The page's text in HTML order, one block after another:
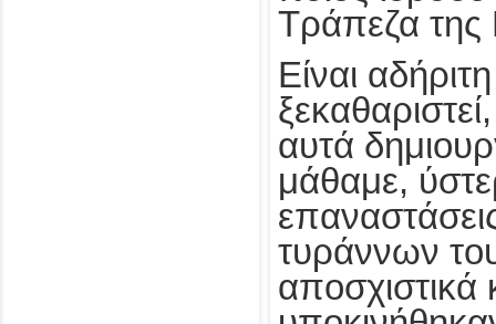
Τράπεζα
Είναι
αυτά
μάθαμε,
τυράννων
αποσχιστικά